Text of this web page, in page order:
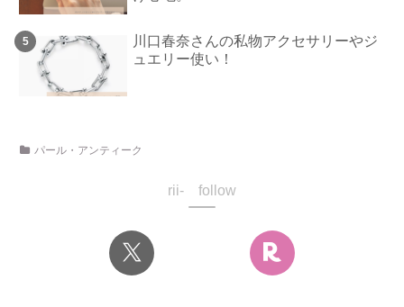
川口春奈さんの私物アクセサリーやジ
ュエリー使い！
パール・アンティーク
rii- follow